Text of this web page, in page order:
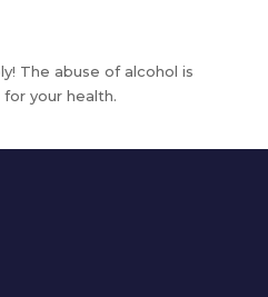
The abuse of alcohol is
your health.